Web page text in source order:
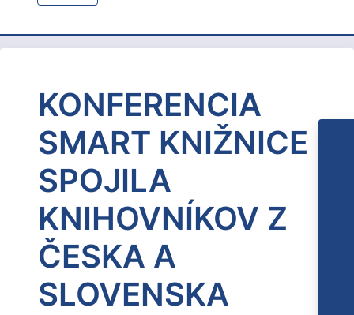
KONFERENCIA
SMART KNIŽNICE
SPOJILA
KNIHOVNÍKOV Z
ČESKA A
SLOVENSKA